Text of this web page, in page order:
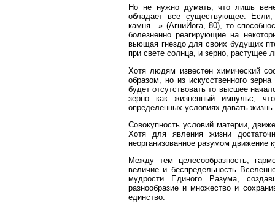
Но не нужно думать, что лишь
обладает все существующее.
камня…» (АгниЙога, 80), то
болезненно реагирующие на
вьющая гнездо для своих будущих
при свете солнца, и зерно, растущее
Хотя людям известен химический
образом, но из искусственного
будет отсутствовать то высшее
зерно как жизненный импульс,
определенных условиях давать
Совокупность условий материи,
Хотя для явления жизни
неорганизованное разумом движение
Между тем целесообразность,
величие и беспредельность
мудрости Единого Разума,
разнообразие и множество и
единство.